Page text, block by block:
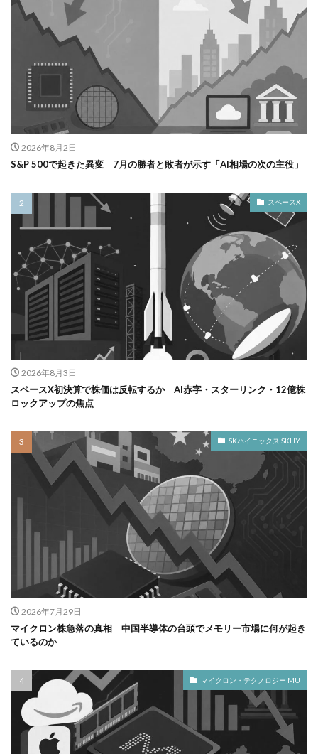
2026年8月2日
S&P 500で起きた異変 7月の勝者と敗者が示す「AI相場の次の主役」
スペースX
2026年8月3日
スペースX初決算で株価は反転するか AI赤字・スターリンク・12億株
ロックアップの焦点
SKハイニックス SKHY
2026年7月29日
マイクロン株急落の真相 中国半導体の台頭でメモリー市場に何が起き
ているのか
マイクロン・テクノロジー MU